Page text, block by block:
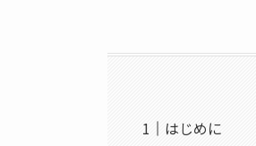
はじめに